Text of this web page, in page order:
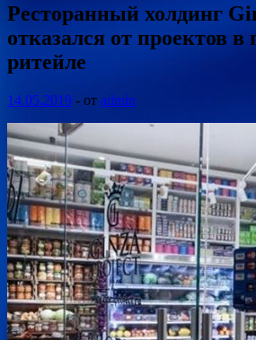
Ресторанный холдинг
отказался от проектов в
ритейле
14.05.2019 - от admin